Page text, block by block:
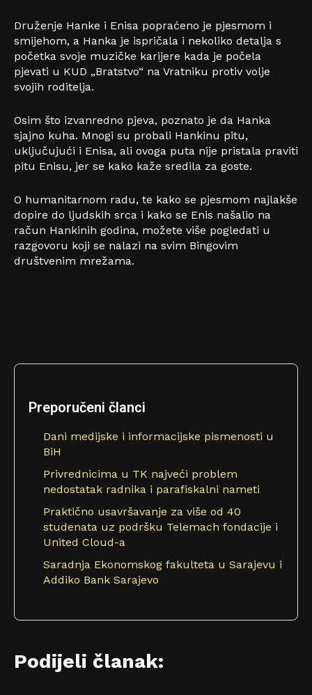
Druženje Hanke i Enisa popraćeno je pjesmom i
smijehom, a Hanka je ispričala i nekoliko detalja s
početka svoje muzičke karijere kada je počela
pjevati u KUD „Bratstvo“ na Vratniku protiv volje
svojih roditelja.
Osim što izvanredno pjeva, poznato je da Hanka
sjajno kuha. Mnogi su probali Hankinu pitu,
uključujući i Enisa, ali ovoga puta nije pristala praviti
pitu Enisu, jer se kako kaže sredila za goste.
O humanitarnom radu, te kako se pjesmom najlakše
dopire do ljudskih srca i kako se Enis našalio na
račun Hankinih godina, možete više pogledati u
razgovoru koji se nalazi na svim Bingovim
društvenim mrežama.
Preporučeni članci
Dani medijske i informacijske pismenosti u
BiH
Privrednicima u TK najveći problem
nedostatak radnika i parafiskalni nameti
Praktično usavršavanje za više od 40
studenata uz podršku Telemach fondacije i
United Cloud-a
Saradnja Ekonomskog fakulteta u Sarajevu i
Addiko Bank Sarajevo
Podijeli članak: